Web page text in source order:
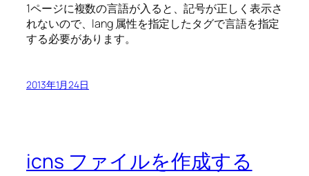
1ページに複数の言語が入ると、記号が正しく表示さ
れないので、lang 属性を指定したタグで言語を指定
する必要があります。
2013年1月24日
icns ファイルを作成する